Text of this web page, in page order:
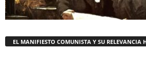
EL MANIFIESTO COMUNISTA Y SU RELEVANCIA